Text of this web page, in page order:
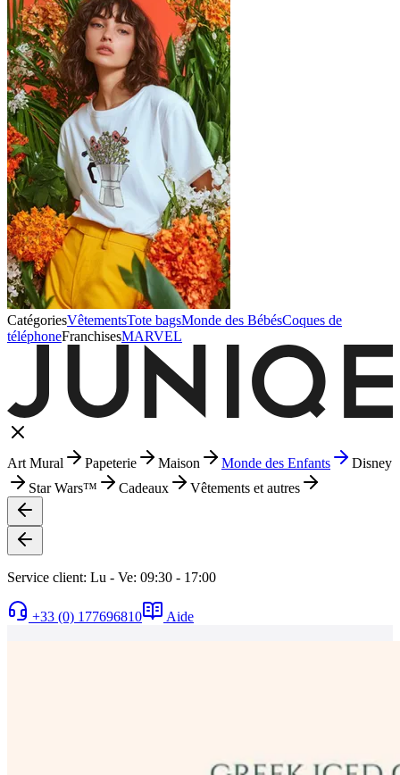
CatégoriesVêtementsTote bagsMonde des BébésCoques de
téléphoneFranchisesMARVEL
Art Mural Papeterie Maison Monde des Enfants
Disney
Star Wars™
Cadeaux Vêtements et autres
Service client: Lu - Ve: 09:30 - 17:00
+33 (0) 177696810 Aide